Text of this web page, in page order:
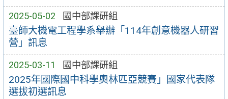
2025-05-02 國中部課研組
臺師大機電工程學系舉辦「114年創意機器人研習
營」訊息
2025-03-11 國中部課研組
2025年國際國中科學奧林匹亞競賽」國家代表隊
選拔初選訊息